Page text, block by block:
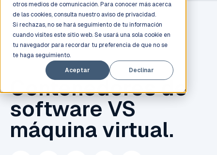
otros medios de comunicación. Para conocer más acerca
de las cookies, consulta nuestro aviso de privacidad.
Si rechazas, no se hará seguimiento de tu información
cuando visites este sitio web. Se usará una sola cookie en
tu navegador para recordar tu preferencia de que no se
te haga seguimiento.
Aceptar
Declinar
CONTENEDORES
Contenedores de
software VS
máquina virtual.